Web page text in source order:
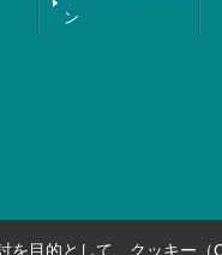
ン
目的として、クッキー（